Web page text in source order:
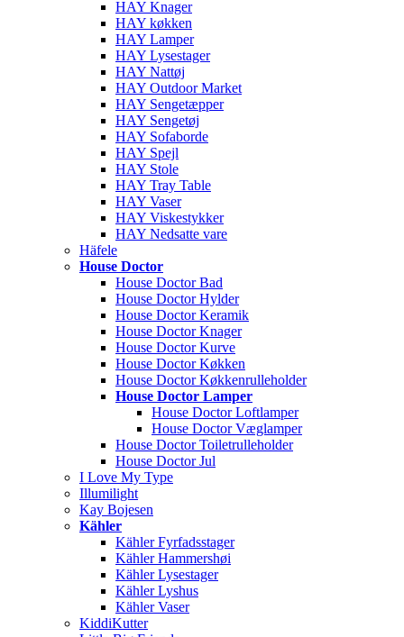
HAY Knager
HAY køkken
HAY Lamper
HAY Lysestager
HAY Nattøj
HAY Outdoor Market
HAY Sengetæpper
HAY Sengetøj
HAY Sofaborde
HAY Spejl
HAY Stole
HAY Tray Table
HAY Vaser
HAY Viskestykker
HAY Nedsatte vare
Häfele
House Doctor
House Doctor Bad
House Doctor Hylder
House Doctor Keramik
House Doctor Knager
House Doctor Kurve
House Doctor Køkken
House Doctor Køkkenrulleholder
House Doctor Lamper
House Doctor Loftlamper
House Doctor Væglamper
House Doctor Toiletrulleholder
House Doctor Jul
I Love My Type
Illumilight
Kay Bojesen
Kähler
Kähler Fyrfadsstager
Kähler Hammershøi
Kähler Lysestager
Kähler Lyshus
Kähler Vaser
KiddiKutter